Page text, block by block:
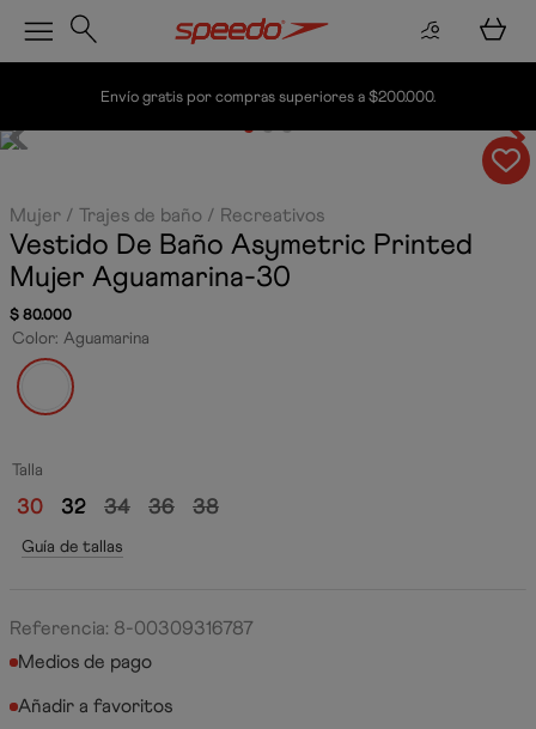
Envío gratis por compras superiores a $200.000.
Mujer Trajes de baño Recreativos
Vestido De Baño Asymetric Printed
Mujer Aguamarina-30
$80.000
Color: Aguamarina
Talla
30 32 34 36 38
Guía de tallas
Referencia: 8-00309316787
Medios de pago